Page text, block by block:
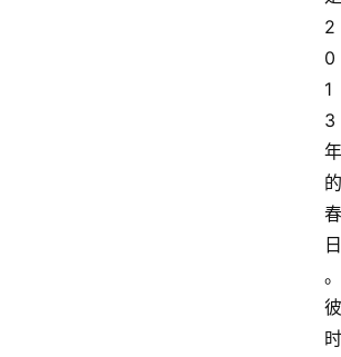
2
0
1
3
年
的
春
日
。
彼
时